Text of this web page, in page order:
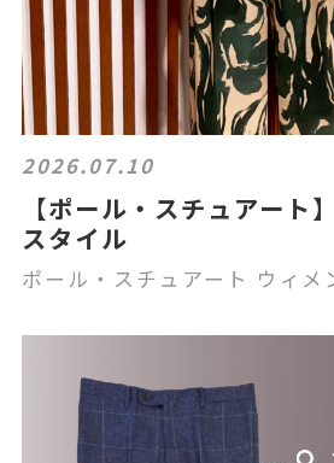
2026.07.10
【ポール・スチュアート
スタイル
ポール・スチュアート ウィメ